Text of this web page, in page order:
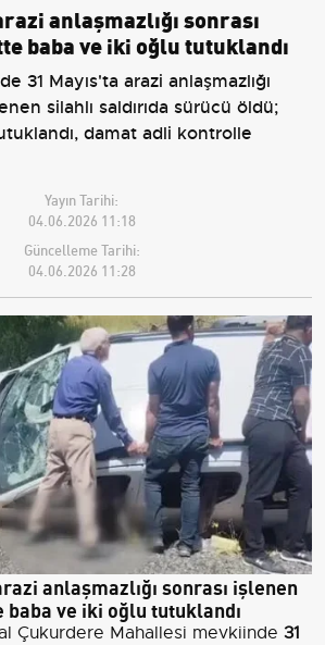
anlaşmazlığı sonrası
baba ve iki oğlu tutuklandı
31 Mayıs'ta arazi anlaşmazlığı
silahlı saldırıda sürücü öldü;
damat adli kontrolle
Yayın Tarihi:
04.06.2026 11:18
Güncelleme Tarihi:
04.06.2026 11:28
anlaşmazlığı sonrası işlenen
baba ve iki oğlu tutuklandı
Çukurdere Mahallesi mevkiinde 31